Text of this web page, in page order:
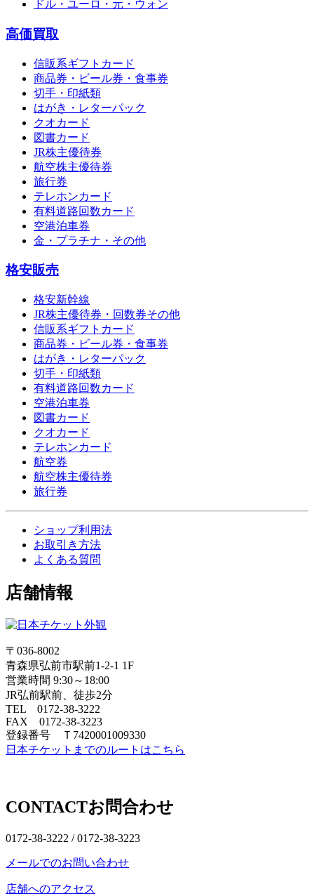
ドル・ユーロ・元・ウォン
高価買取
信販系ギフトカード
商品券・ビール券・食事券
切手・印紙類
はがき・レターパック
クオカード
図書カード
JR株主優待券
航空株主優待券
旅行券
テレホンカード
有料道路回数カード
空港泊車券
金・プラチナ・その他
格安販売
格安新幹線
JR株主優待券・回数券その他
信販系ギフトカード
商品券・ビール券・食事券
はがき・レターパック
切手・印紙類
有料道路回数カード
空港泊車券
図書カード
クオカード
テレホンカード
航空券
航空株主優待券
旅行券
ショップ利用法
お取引き方法
よくある質問
店舗情報
〒036-8002
青森県弘前市駅前1-2-1 1F
営業時間 9:30～18:00
JR弘前駅前、徒歩2分
TEL 0172-38-3222
FAX 0172-38-3223
登録番号 Ｔ7420001009330
日本チケットまでのルートはこちら
CONTACTお問合わせ
0172-38-3222 /0172-38-3223
メールでのお問い合わせ
店舗へのアクセス